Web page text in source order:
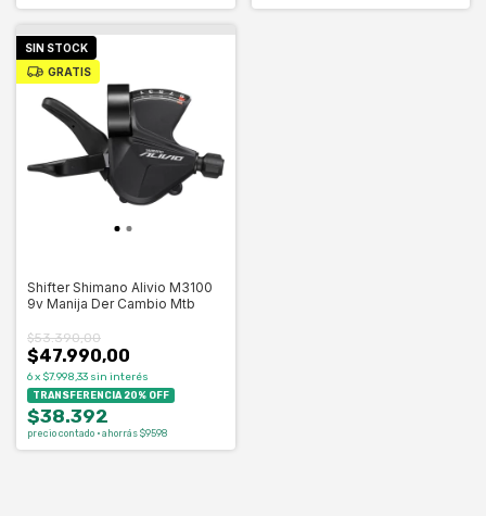
SIN STOCK
GRATIS
Shifter Shimano Alivio M3100
9v Manija Der Cambio Mtb
$47.990,00
$53.390,00
6x $7.998,33 sin interés
TRANSFERENCIA 20% OFF
$38.392
precio contado · ahorrás $9598